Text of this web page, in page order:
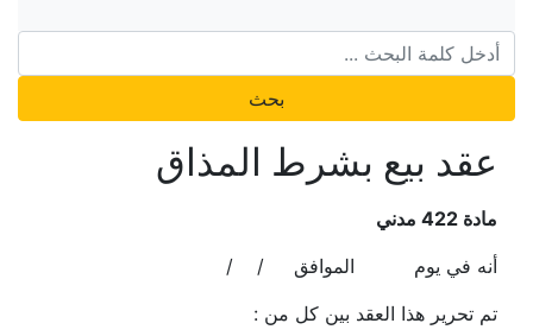
بحث
عقد بيع بشرط المذاق
مادة 422 مدني
أنه في يوم الموافق / /
تم تحرير هذا العقد بين كل من :